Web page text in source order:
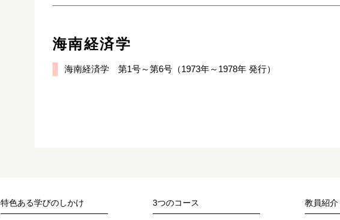
海南経済学
海南経済学 第1号～第6号（1973年～1978年 発行）
特色ある学びのしかけ 3つのコース 教員紹